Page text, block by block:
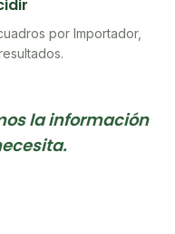
por Importador,
la información